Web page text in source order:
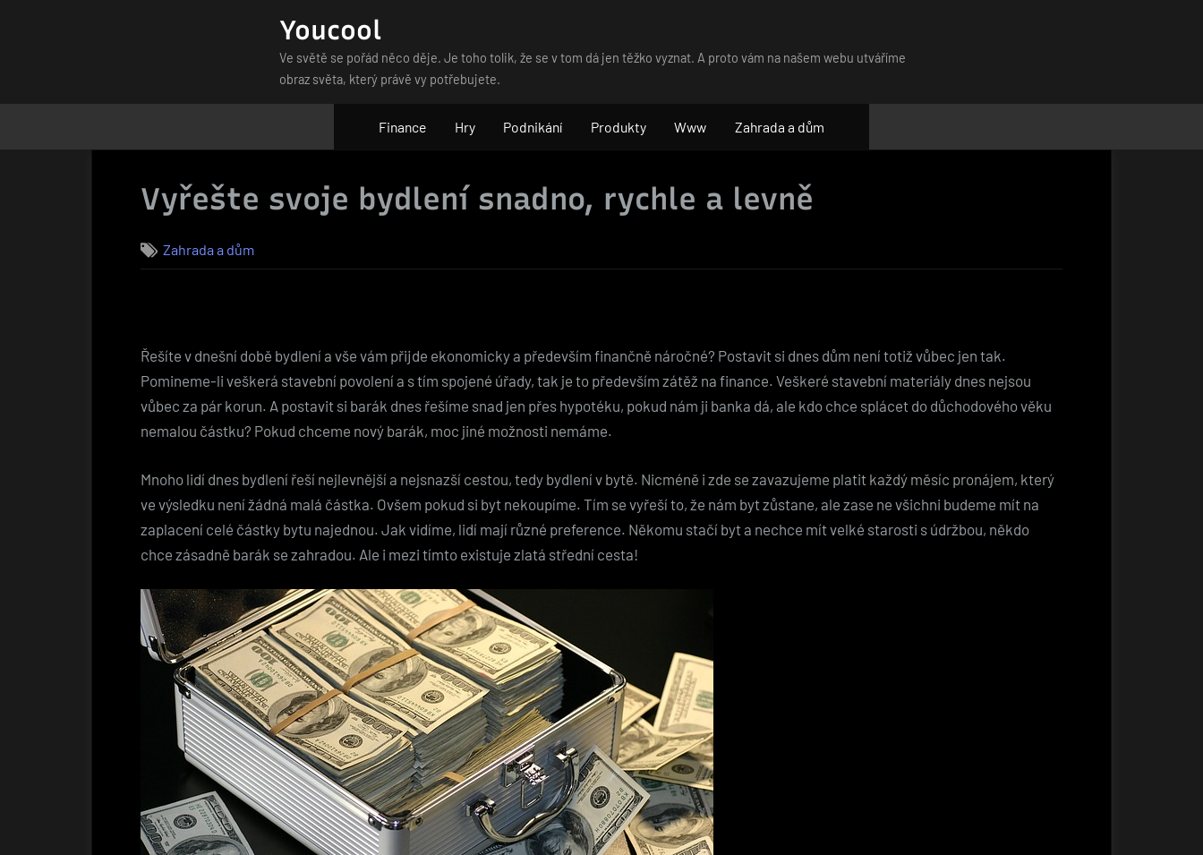
Youcool
Ve světě se pořád něco děje. Je toho tolik, že se v tom dá jen těžko vyznat. A proto vám na našem webu utváříme
obraz světa, který právě vy potřebujete.
Finance Hry Podnikání Produkty Www Zahrada a dům
Vyřešte svoje bydlení snadno, rychle a levně
Zahrada a dům
Řešíte v dnešní době bydlení a vše vám přijde ekonomicky a především finančně náročné? Postavit si dnes dům není totiž vůbec jen tak.
Pomineme-li veškerá stavební povolení a s tím spojené úřady, tak je to především zátěž na finance. Veškeré stavební materiály dnes nejsou
vůbec za pár korun. A postavit si barák dnes řešíme snad jen přes hypotéku, pokud nám ji banka dá, ale kdo chce splácet do důchodového věku
nemalou částku? Pokud chceme nový barák, moc jiné možnosti nemáme.
Mnoho lidí dnes bydlení řeší nejlevnější a nejsnazší cestou, tedy bydlení v bytě. Nicméně i zde se zavazujeme platit každý měsíc pronájem, který
ve výsledku není žádná malá částka. Ovšem pokud si byt nekoupíme. Tím se vyřeší to, že nám byt zůstane, ale zase ne všichni budeme mít na
zaplacení celé částky bytu najednou. Jak vidíme, lidí mají různé preference. Někomu stačí byt a nechce mít velké starosti s údržbou, někdo
chce zásadně barák se zahradou. Ale i mezi tímto existuje zlatá střední cesta!